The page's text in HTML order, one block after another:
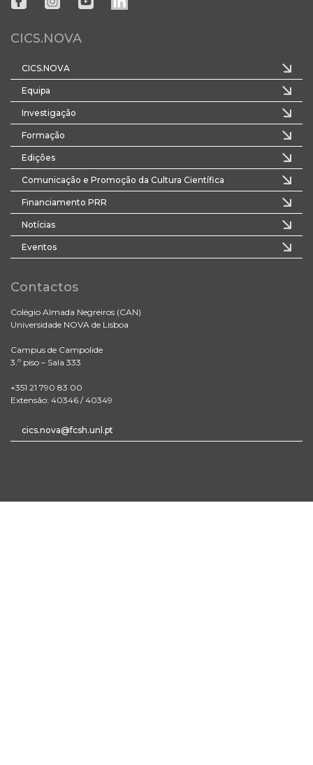
CICS.NOVA
CICS.NOVA
Equipa
Investigação
Formação
Edições
Comunicação e Promoção da Cultura Científica
Financiamento PRR
Notícias
Eventos
Contactos
Colégio Almada Negreiros (CAN)
Universidade NOVA de Lisboa
Campus de Campolide
3.º piso – Sala 333
+351 21 790 83 00
Extensão: 40346 / 40349
cics.nova@fcsh.unl.pt